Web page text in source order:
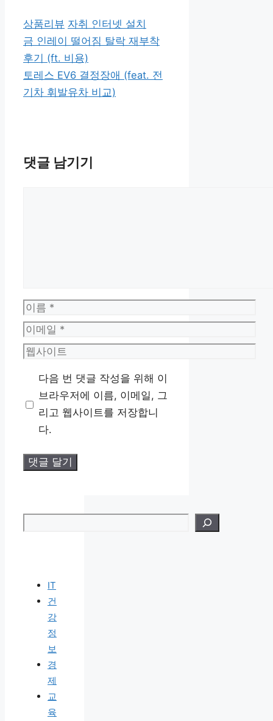
카
테
고
리
상품리뷰 태
그
자취 인터넷 설치
금 인레이 떨어짐 탈락 재부착
후기 (ft. 비용)
토레스 EV6 결정장애 (feat. 전
기차 휘발유차 비교)
댓글 남기기
이
름
이
메
웹
트
다음 번 댓글 작성을 위해 이
브라우저에 이름, 이메일, 그
리고 웹사이트를 저장합니
다.
IT
건
강
정
보
경
제
교
육